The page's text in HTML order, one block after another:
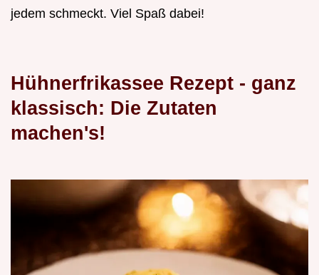
jedem schmeckt. Viel Spaß dabei!
Hühnerfrikassee Rezept - ganz
klassisch: Die Zutaten
machen's!